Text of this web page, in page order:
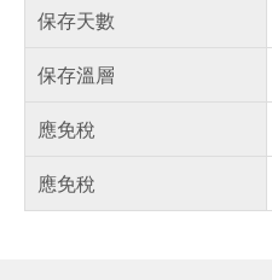
保存天數
保存溫層
應免稅
應免稅